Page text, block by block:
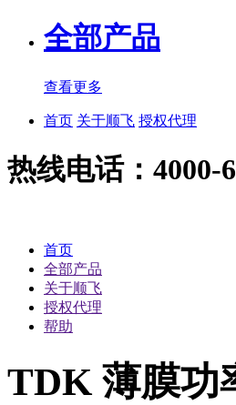
全部产品
查看更多
首页 关于顺飞 授权代理
热线电话：4000-
首页
全部产品
关于顺飞
授权代理
帮助
TDK 薄膜功